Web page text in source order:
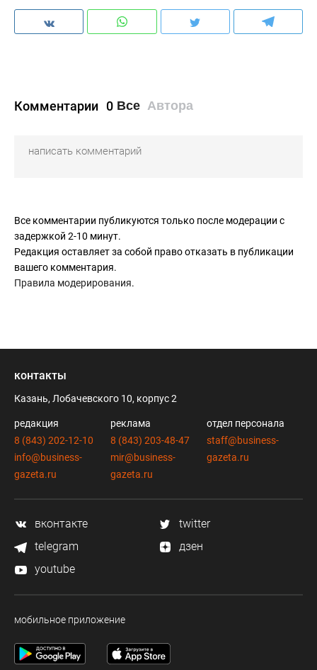
Комментарии 0 Все Автора
Все комментарии публикуются только после модерации с
задержкой 2-10 минут.
Редакция оставляет за собой право отказать в публикации
вашего комментария.
Правила модерирования.
контакты
Казань, Лобачевского 10, корпус 2
редакция
8 (843) 202-12-10
info@business-
gazeta.ru
реклама
8 (843) 203-48-47
mir@business-
gazeta.ru
отдел персонала
staff@business-
gazeta.ru
вконтакте
twitter
telegram
дзен
youtube
мобильное приложение